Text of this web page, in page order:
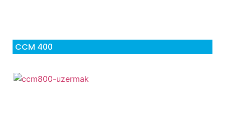
CCM 400